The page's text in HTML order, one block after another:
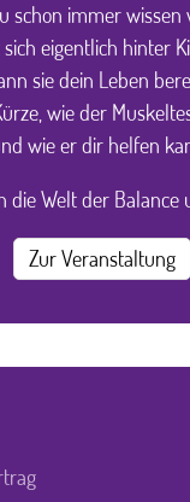
schon immer wissen
eigentlich hinter
sie dein Leben
wie der
wie er dir helfen
die Welt der Balance
Zur Veranstaltung